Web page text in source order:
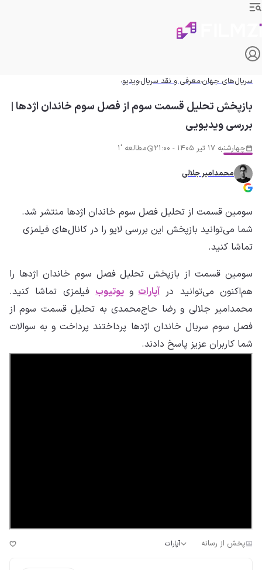
سریال‌های جهانمعرفی و نقد سریالویدیو
بازپخش تحلیل قسمت سوم از فصل سوم خاندان اژدها |
بررسی ویدیویی
چهارشنبه 17 تیر 1405 - 21:00 مطالعه '1
محمدامیر جلالی
سومین قسمت از تحلیل فصل سوم خاندان اژدها منتشر شد.
شما می‌توانید بازپخش این بررسی لایو را در کانال‌های فیلمزی
تماشا کنید.
سومین قسمت از بازپخش تحلیل فصل سوم خاندان اژدها را
هم‌اکنون می‌توانید درآپارات و یوتیوبفیلمزی تماشا کنید.
محمدامیر جلالی و رضا حاج‌محمدی به تحلیل قسمت سوم از
فصل سوم سریال خاندان اژدها پرداختند پرداخت و به سوالات
شما کاربران عزیز پاسخ دادند.
پخش از رسانه آپارات